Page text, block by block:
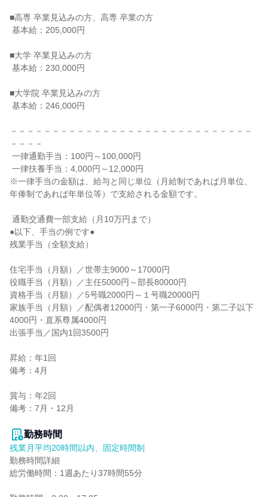
■高専 卒業見込みの方、高専 卒業の方
■大学 卒業見込みの方
■大学院 卒業見込みの方
－－－－－－－－－－－－－－－－－－－－－－－－－－－－－
－－－－
※一律手当の金額は、給与と同じ単位（月給制であれば月単位、
年俸制であれば年単位等）で支給される金額です。
●以下、手当の例です●
残業手当（全額支給）
住宅手当（月額）／世帯主9000～17000円
役職手当（月額）／主任5000円～部長80000円
資格手当（月額）／5号職2000円～１号職20000円
家族手当（月額）／配偶者12000円・第一子6000円・第二子以下
4000円・直系尊属4000円
出張手当／国内1回3500円
昇給：年1回
備考：4月
賞与：年2回
備考：7月・12月
勤務時間
残業月平均20時間以内、固定時間制
勤務時間詳細
総労働時間：1週あたり37時間55分